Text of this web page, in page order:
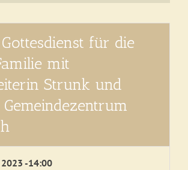
für die
mit
Strunk und
2023 -14:00